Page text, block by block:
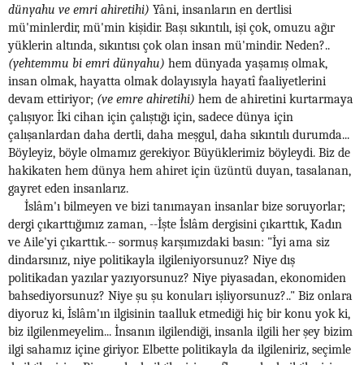
dünyahu ve emri ahiretihi) Yâni, insanların en dertlisi
mü'minlerdir, mü'min kişidir. Başı sıkıntılı, işi çok, omuzu ağır
yüklerin altında, sıkıntısı çok olan insan mü'mindir. Neden?..
(yehtemmu bi emri dünyahu) hem dünyada yaşamış olmak,
insan olmak, hayatta olmak dolayısıyla hayatî faaliyetlerini
devam ettiriyor; (ve emre ahiretihi) hem de ahiretini kurtarmaya
çalışıyor. İki cihan için çalıştığı için, sadece dünya için
çalışanlardan daha dertli, daha meşgul, daha sıkıntılı durumda...
Böyleyiz, böyle olmamız gerekiyor. Büyüklerimiz böyleydi. Biz de
hakikaten hem dünya hem ahiret için üzüntü duyan, tasalanan,
gayret eden insanlarız.
İslâm'ı bilmeyen ve bizi tanımayan insanlar bize soruyorlar;
dergi çıkarttığımız zaman, --İşte İslâm dergisini çıkarttık, Kadın
ve Aile'yi çıkarttık.-- sormuş karşımızdaki basın: "İyi ama siz
dindarsınız, niye politikayla ilgileniyorsunuz? Niye dış
politikadan yazılar yazıyorsunuz? Niye piyasadan, ekonomiden
bahsediyorsunuz? Niye şu şu konuları işliyorsunuz?.." Biz onlara
diyoruz ki, İslâm'ın ilgisinin taalluk etmediği hiç bir konu yok ki,
biz ilgilenmeyelim... İnsanın ilgilendiği, insanla ilgili her şey bizim
ilgi sahamız içine giriyor. Elbette politikayla da ilgileniriz, seçimle